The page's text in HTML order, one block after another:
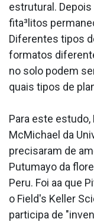
estrutural.
fita³litos
Diferentes tipos
formatos
no solo podem
quais tipos de
Para este estudo,
McMichael da
precisaram de
Putumayo da
Peru. Foi aa­ que
o Field's Keller
participa de